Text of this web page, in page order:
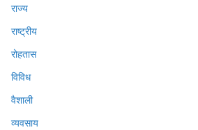
राज्य
राष्ट्रीय
रोहतास
विविध
वैशाली
व्यवसाय